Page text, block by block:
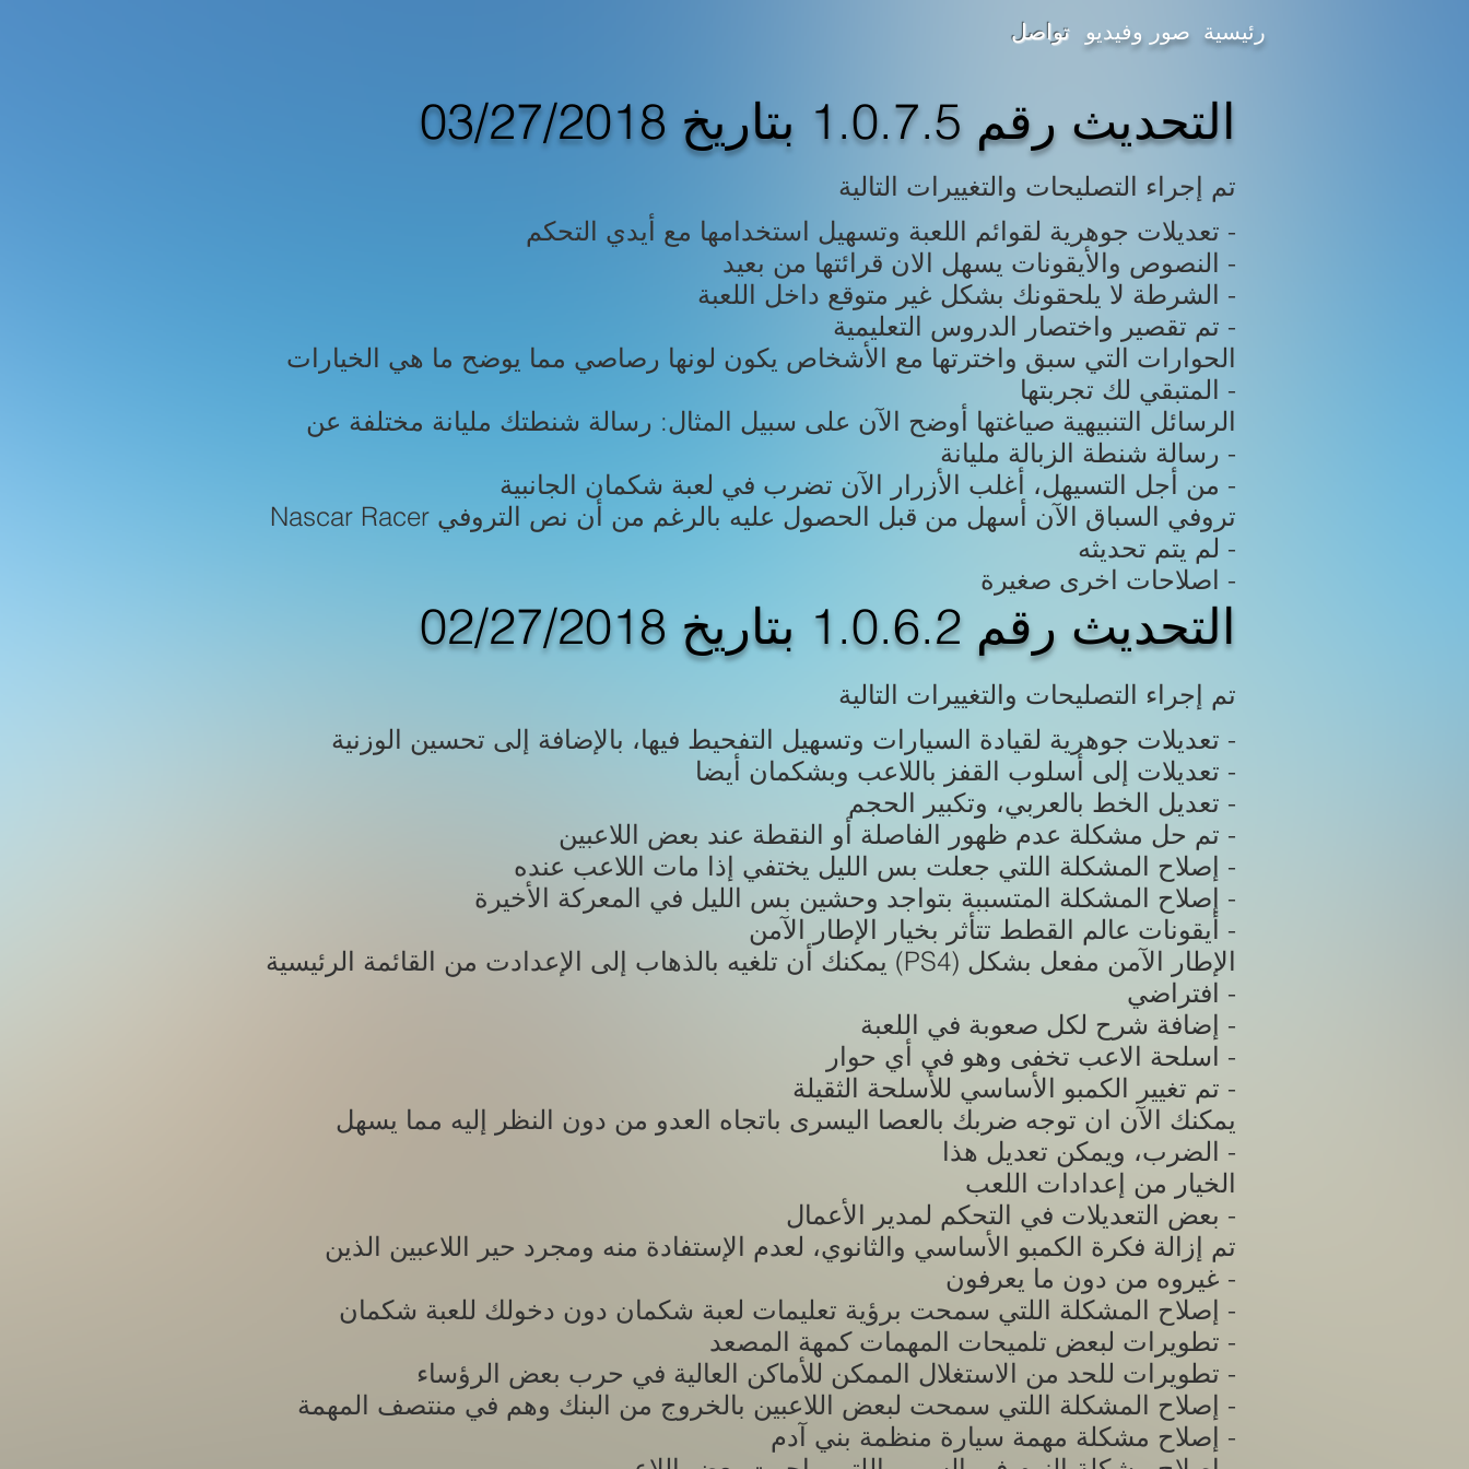
تواصل صور وفيديو رئيسية
التحديث رقم 1.0.7.5 بتاريخ 03/27/2018
تم إجراء التصليحات والتغييرات التالية
تعديلات جوهرية لقوائم اللعبة وتسهيل استخدامها مع أيدي التحكم -
النصوص والأيقونات يسهل الان قرائتها من بعيد -
الشرطة لا يلحقونك بشكل غير متوقع داخل اللعبة -
تم تقصير واختصار الدروس التعليمية -
المتبقي لك تجربتها -
الرسائل التنبيهية صياغتها أوضح الآن على سبيل المثال: رسالة شنطتك مليانة مختلفة عن
رسالة شنطة الزبالة مليانة -
من أجل التسيهل، أغلب الأزرار الآن تضرب في لعبة شكمان الجانبية -
Nascar Racer تروفي السباق الآن أسهل من قبل الحصول عليه بالرغم من أن نص التروفي
لم يتم تحديثه -
اصلاحات اخرى صغيرة -
التحديث رقم 1.0.6.2 بتاريخ 02/27/2018
تم إجراء التصليحات والتغييرات التالية
تعديلات جوهرية لقيادة السيارات وتسهيل التفحيط فيها، بالإضافة إلى تحسين الوزنية -
تعديلات إلى أسلوب القفز باللاعب وبشكمان أيضا -
تعديل الخط بالعربي، وتكبير الحجم -
تم حل مشكلة عدم ظهور الفاصلة أو النقطة عند بعض اللاعبين -
إصلاح المشكلة اللتي جعلت بس الليل يختفي إذا مات اللاعب عنده -
إصلاح المشكلة المتسببة بتواجد وحشين بس الليل في المعركة الأخيرة -
أيقونات عالم القطط تتأثر بخيار الإطار الآمن -
يمكنك أن تلغيه بالذهاب إلى الإعدادت من القائمة الرئيسية (PS4) الإطار الآمن مفعل بشكل
افتراضي -
إضافة شرح لكل صعوبة في اللعبة -
اسلحة الاعب تخفى وهو في أي حوار -
تم تغيير الكمبو الأساسي للأسلحة الثقيلة -
يمكنك الآن ان توجه ضربك بالعصا اليسرى باتجاه العدو من دون النظر إليه مما يسهل
الضرب، ويمكن تعديل هذا -
الخيار من إعدادات اللعب
بعض التعديلات في التحكم لمدير الأعمال -
غيروه من دون ما يعرفون -
إصلاح المشكلة اللتي سمحت برؤية تعليمات لعبة شكمان دون دخولك للعبة شكمان -
تطويرات لبعض تلميحات المهمات كمهة المصعد -
تطويرات للحد من الاستغلال الممكن للأماكن العالية في حرب بعض الرؤساء -
إصلاح المشكلة اللتي سمحت لبعض اللاعبين بالخروج من البنك وهم في منتصف المهمة -
إصلاح مشكلة مهمة سيارة منظمة بني آدم -